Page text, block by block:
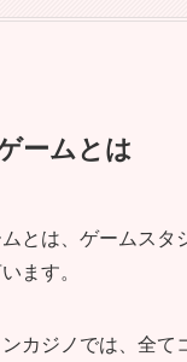
ームとは
とは、ゲームス
ます。
カジノでは、全